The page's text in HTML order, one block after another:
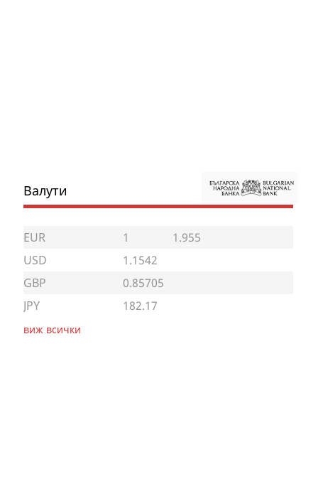
Валути
EUR 1
1.955
USD
1.1542
GBP
0.85705
JPY
182.17
виж всички